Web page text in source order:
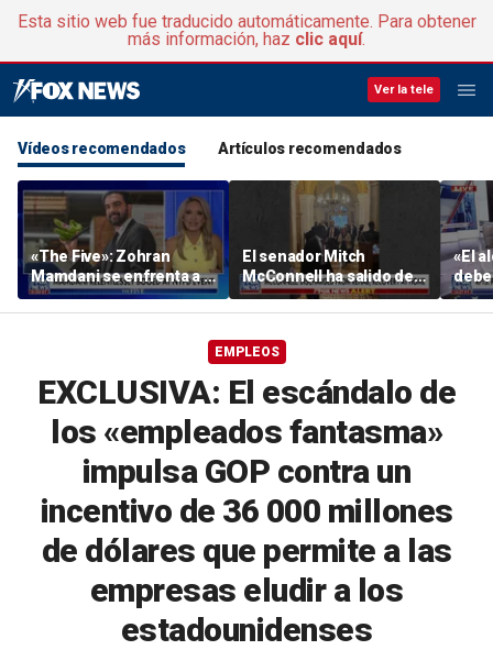
Esta sitio web fue traducido automáticamente. Para obtener
más información, haz clic aquí.
Ver la tele
Vídeos recomendados Artículos recomendados
«The Five»: Zohran
Mamdani se enfrenta a la
realidad
El senador Mitch
McConnell ha salido del
centro de rehabilitación
«El
EMPLEOS
EXCLUSIVA: El escándalo de
los «empleados fantasma»
impulsa GOP contra un
incentivo de 36 000 millones
de dólares que permite a las
empresas eludir a los
estadounidenses